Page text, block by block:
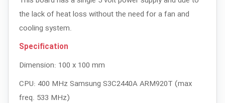
the lack of heat loss without the need for a fan and
cooling system.
Specification
Dimension: 100 x 100 mm
CPU: 400 MHz Samsung S3C2440A ARM920T (max
freq. 533 MHz)